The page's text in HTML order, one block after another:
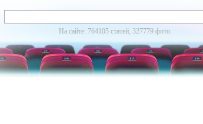
На сайте: 764105 статей, 327779 фото.